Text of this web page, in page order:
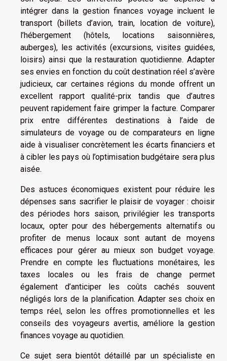
intégrer dans la gestion finances voyage incluent le
transport (billets d’avion, train, location de voiture),
l’hébergement (hôtels, locations saisonnières,
auberges), les activités (excursions, visites guidées,
loisirs) ainsi que la restauration quotidienne. Adapter
ses envies en fonction du coût destination réel s’avère
judicieux, car certaines régions du monde offrent un
excellent rapport qualité-prix tandis que d’autres
peuvent rapidement faire grimper la facture. Comparer
prix entre différentes destinations à l’aide de
simulateurs de voyage ou de comparateurs en ligne
aide à visualiser concrètement les écarts financiers et
à cibler les pays où l’optimisation budgétaire sera plus
aisée.
Des astuces économiques existent pour réduire les
dépenses sans sacrifier le plaisir de voyager : choisir
des périodes hors saison, privilégier les transports
locaux, opter pour des hébergements alternatifs ou
profiter de menus locaux sont autant de moyens
efficaces pour gérer au mieux son budget voyage.
Prendre en compte les fluctuations monétaires, les
taxes locales ou les frais de change permet
également d’anticiper les coûts cachés souvent
négligés lors de la planification. Adapter ses choix en
temps réel, selon les offres promotionnelles et les
conseils des voyageurs avertis, améliore la gestion
finances voyage au quotidien.
Ce sujet sera bientôt détaillé par un spécialiste en